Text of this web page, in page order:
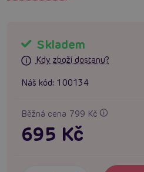
Skladem
Kdy zboží dostanu?
Náš kód: 100134
Běžná cena 799 Kč
695 Kč